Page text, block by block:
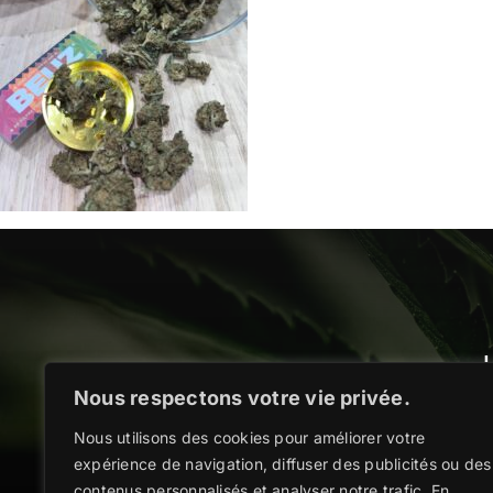
Nous respectons votre vie privée.
Nous utilisons des cookies pour améliorer votre
expérience de navigation, diffuser des publicités ou des